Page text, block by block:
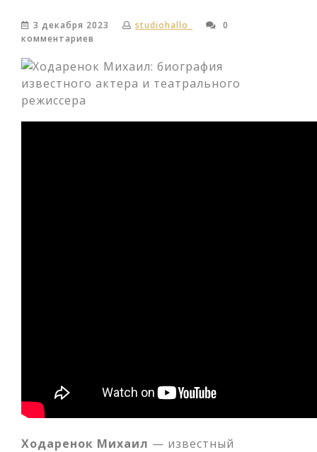
3 декабря 2023 studiohallo_
0
комментариев
Ходаренок Михаил — известный